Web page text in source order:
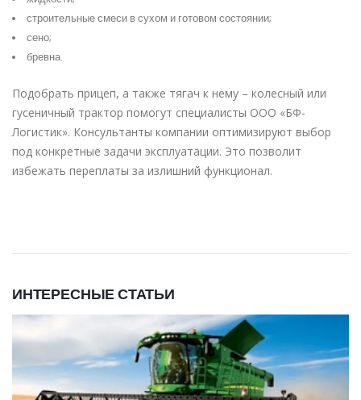
строительные смеси в сухом и готовом состоянии;
сено;
бревна.
Подобрать прицеп, а также тягач к нему – колесный или
гусеничный трактор помогут специалисты ООО «БФ-
Логистик». Консультанты компании оптимизируют выбор
под конкретные задачи эксплуатации. Это позволит
избежать переплаты за излишний функционал.
ИНТЕРЕСНЫЕ СТАТЬИ